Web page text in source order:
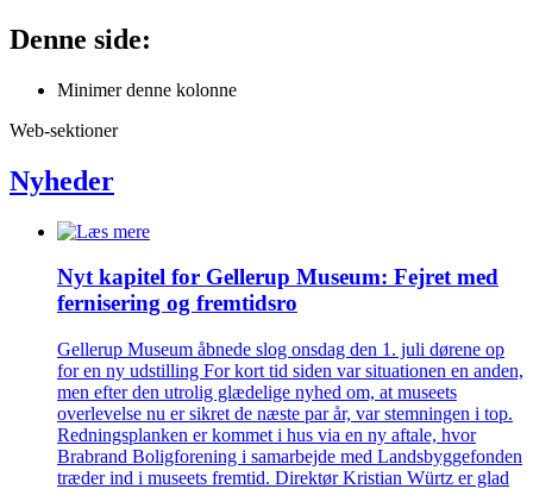
Denne side:
Minimer denne kolonne
Web-sektioner
Nyheder
Nyt kapitel for Gellerup Museum: Fejret med
fernisering og fremtidsro
Gellerup Museum åbnede slog onsdag den 1. juli dørene op
for en ny udstilling For kort tid siden var situationen en anden,
men efter den utrolig glædelige nyhed om, at museets
overlevelse nu er sikret de næste par år, var stemningen i top.
Redningsplanken er kommet i hus via en ny aftale, hvor
Brabrand Boligforening i samarbejde med Landsbyggefonden
træder ind i museets fremtid. Direktør Kristian Würtz er glad